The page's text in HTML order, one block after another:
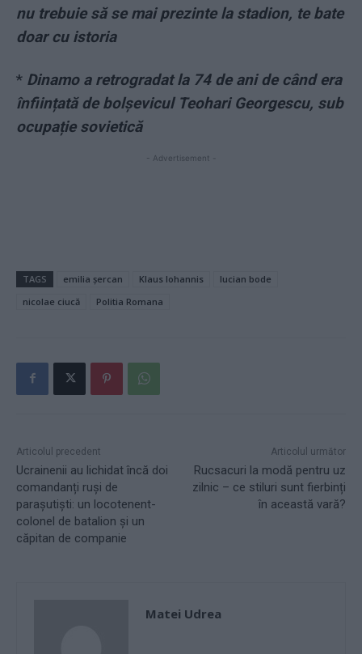
nu trebuie să se mai prezinte la stadion, te bate
doar cu istoria
* Dinamo a retrogradat la 74 de ani de când era
înființată de bolșevicul Teohari Georgescu, sub
ocupație sovietică
- Advertisement -
TAGS emilia șercan Klaus Iohannis
lucian bode
nicolae ciucă
Politia Romana
Articolul precedent
Ucrainenii au lichidat încă doi
comandanți ruși de
parașutiști: un locotenent-
colonel de batalion și un
căpitan de companie
Articolul următor
Rucsacuri la modă pentru uz
zilnic – ce stiluri sunt fierbinți
în această vară?
Matei Udrea